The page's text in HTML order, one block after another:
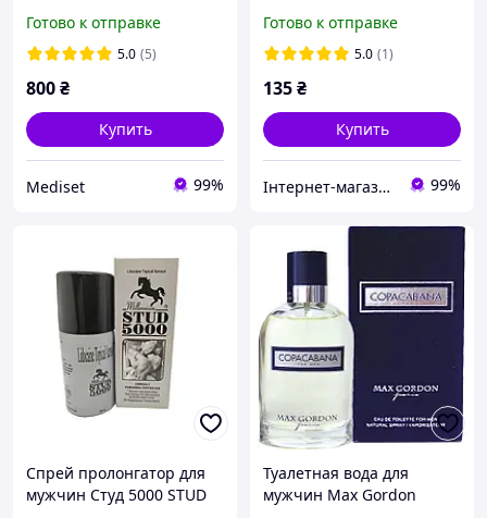
пожилых мужчин)
Готово к отправке
5.0 (5)
800₴
Купить
Mediset 99%
Готово к отправке
5.0 (1)
135₴
Купить
Інтернет-магазин "Біоритм" 99%
Спрей пролонгатор для
мужчин Студ 5000 STUD
Туалетная вода для
мужчин Max Gordon